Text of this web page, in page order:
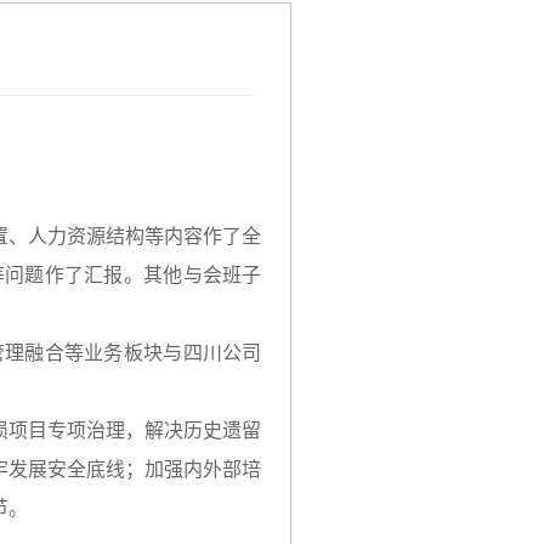
人力资源结构等内容作了全
题作了汇报。其他与会班子
融合等业务板块与四川公司
目专项治理，解决历史遗留
发展安全底线；加强内外部培